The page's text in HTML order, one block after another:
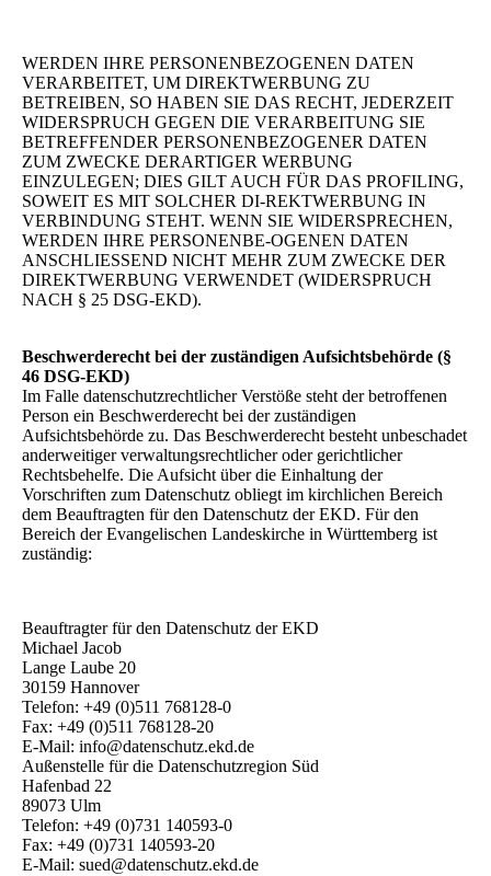
WERDEN IHRE PERSONENBEZOGENEN DATEN
VERARBEITET, UM DIREKTWERBUNG ZU
BETREIBEN, SO HABEN SIE DAS RECHT, JEDERZEIT
WIDERSPRUCH GEGEN DIE VERARBEITUNG SIE
BETREFFENDER PERSONENBEZOGENER DATEN
ZUM ZWECKE DERARTIGER WERBUNG
EINZULEGEN; DIES GILT AUCH FÜR DAS PROFILING,
SOWEIT ES MIT SOLCHER DI-REKTWERBUNG IN
VERBINDUNG STEHT. WENN SIE WIDERSPRECHEN,
WERDEN IHRE PERSONENBE-OGENEN DATEN
ANSCHLIESSEND NICHT MEHR ZUM ZWECKE DER
DIREKTWERBUNG VERWENDET (WIDERSPRUCH
NACH § 25 DSG-EKD).
Beschwerderecht bei der zuständigen Aufsichtsbehörde (§
46 DSG-EKD)
Im Falle datenschutzrechtlicher Verstöße steht der betroffenen
Person ein Beschwerderecht bei der zuständigen
Aufsichtsbehörde zu. Das Beschwerderecht besteht unbeschadet
anderweitiger verwaltungsrechtlicher oder gerichtlicher
Rechtsbehelfe. Die Aufsicht über die Einhaltung der
Vorschriften zum Datenschutz obliegt im kirchlichen Bereich
dem Beauftragten für den Datenschutz der EKD. Für den
Bereich der Evangelischen Landeskirche in Württemberg ist
zuständig:
Beauftragter für den Datenschutz der EKD
Michael Jacob
Lange Laube 20
30159 Hannover
Telefon: +49 (0)511 768128-0
Fax: +49 (0)511 768128-20
E-Mail: info@datenschutz.ekd.de
Außenstelle für die Datenschutzregion Süd
Hafenbad 22
89073 Ulm
Telefon: +49 (0)731 140593-0
Fax: +49 (0)731 140593-20
E-Mail: sued@datenschutz.ekd.de